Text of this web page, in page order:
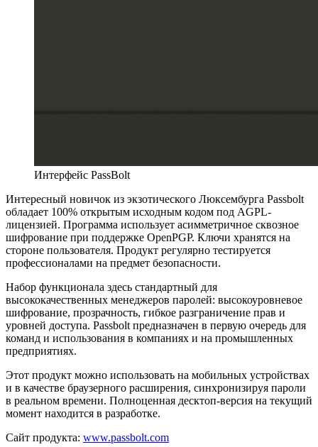
Интерфейс PassBolt
Интересный новичок из экзотического Люксембурга Passbolt
обладает 100% открытым исходным кодом под AGPL-
лицензией. Программа использует асимметричное сквозное
шифрование при поддержке OpenPGP. Ключи хранятся на
стороне пользователя. Продукт регулярно тестируется
профессионалами на предмет безопасности.
Набор функционала здесь стандартный для
высококачественных менеджеров паролей: высокоуровневое
шифрование, прозрачность, гибкое разграничение прав и
уровней доступа. Passbolt предназначен в первую очередь для
команд и использования в компаниях и на промышленных
предприятиях.
Этот продукт можно использовать на мобильных устройствах
и в качестве браузерного расширения, синхронизируя пароли
в реальном времени. Полноценная десктоп-версия на текущий
момент находится в разработке.
Сайт продукта: www.passbolt.com